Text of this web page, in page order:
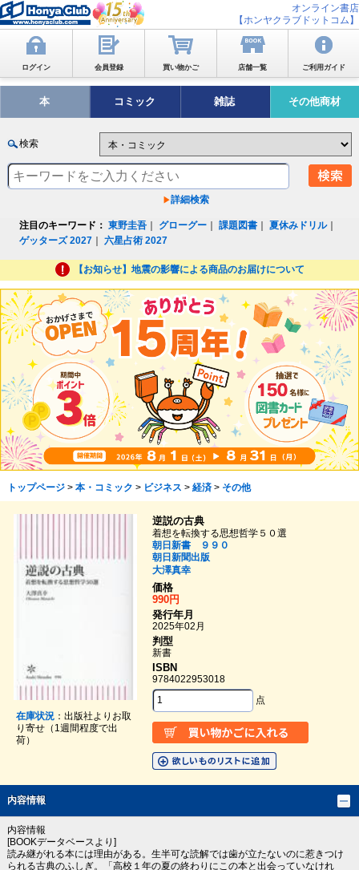
オンライン書店
【ホンヤクラブドットコム】
ログイン 会員登録 買い物かご 店舗一覧 ご利用ガイド
本 コミック 雑誌 その他商材
検索
詳細検索
注目のキーワード： 東野圭吾 グローグー ｜課題図書 ｜夏休みドリル｜
ゲッターズ 2027 ｜六星占術 2027
【お知らせ】地震の影響による商品のお届けについて
トップページ> 本・コミック > ビジネス > 経済> その他
在庫状況：出版社よりお取
り寄せ（1週間程度で出
荷）
逆説の古典
着想を転換する思想哲学５０選
朝日新書 ９９０
朝日新聞出版
大澤真幸
価格
990円
発行年月
2025年02月
判型
新書
ISBN
9784022953018
点
内容情報
内容情報
[BOOKデータベースより]
読み継がれる本には理由がある。生半可な読解では歯が立たないのに惹きつけ
られる古典のふしぎ。「高校１年の夏の終わりにこの本と出会っていなけれ